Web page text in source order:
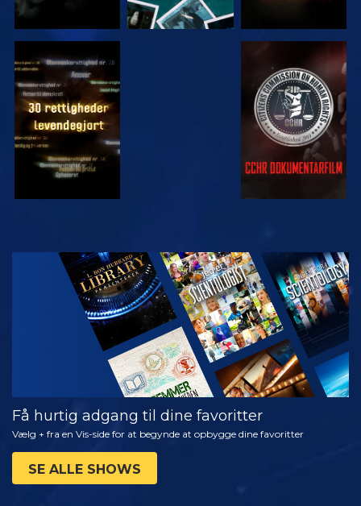
SE SE
SE
UDFORSK
SERIEN
Få hurtig adgang til dine favoritter
Vælg + fra en Vis-side for at begynde at opbygge dine favoritter
SE ALLE SHOWS